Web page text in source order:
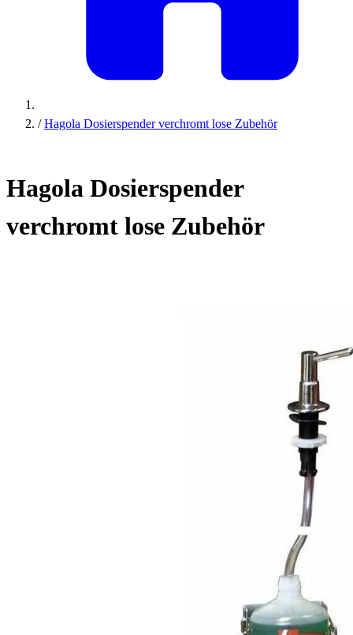
/ Hagola Dosierspender verchromt lose Zubehör
Hagola Dosierspender
verchromt lose Zubehör